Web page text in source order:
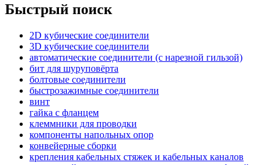
Быстрый поиск
2D кубические соединители
3D кубические соединители
автоматические соединители (с нарезной гильзой)
бит для шуруповёрта
болтовые соединители
быстрозажимные соединители
винт
гайка с фланцем
клеммники для проводки
компоненты напольных опор
конвейерные сборки
крепления кабельных стяжек и кабельных каналов